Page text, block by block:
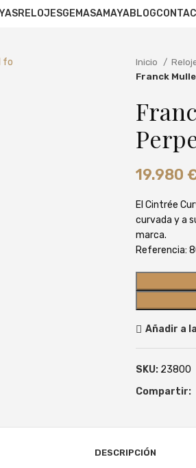
RELOJESGEMASAMAYABLOG
Inicio
Franck
19.980
El Cintrée
curvada y a
marca.
Referencia:
Añadir a
SKU: 23800
Compartir:
DESCRIPCIÓN